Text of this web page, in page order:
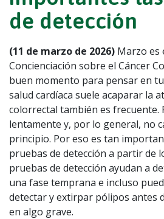
de detección
(11 de marzo de 2026) Marzo es
Concienciación sobre el Cáncer
buen momento para pensar en
salud cardíaca suele acaparar la
colorrectal también es frecuente.
lentamente y, por lo general, no
principio. Por eso es tan
pruebas de detección a partir de
pruebas de detección ayudan a
una fase temprana e incluso
detectar y extirpar pólipos antes
en algo grave.